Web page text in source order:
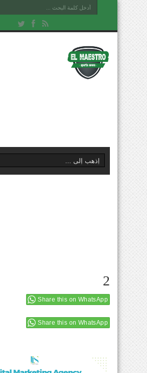
2
Share this on WhatsApp
Share this on WhatsApp